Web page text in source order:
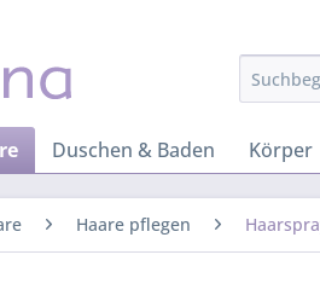
Duschen & Baden Körper
Haare pflegen